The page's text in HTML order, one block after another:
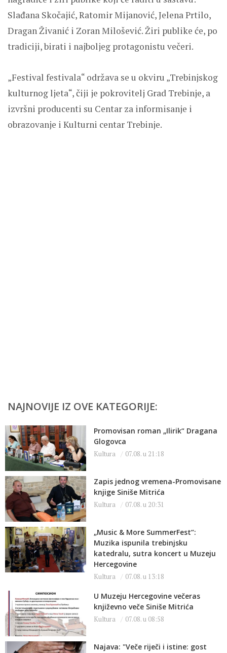
Slađana Skočajić, Ratomir Mijanović, Jelena Prtilo,
Dragan Živanić i Zoran Milošević. Žiri publike će, po
tradiciji, birati i najboljeg protagonistu večeri.
„Festival festivala“ održava se u okviru „Trebinjskog
kulturnog ljeta“, čiji je pokrovitelj Grad Trebinje, a
izvršni producenti su Centar za informisanje i
obrazovanje i Kulturni centar Trebinje.
NAJNOVIJE IZ OVE KATEGORIJE:
Promovisan roman „Ilirik“ Dragana
Glogovca
Kultura 07.08. u 21:18
Zapis jednog vremena-Promovisane
knjige Siniše Mitrića
Kultura 07.08. u 20:31
„Music & More SummerFest“:
Muzika ispunila trebinjsku
katedralu, sutra koncert u Muzeju
Hercegovine
Kultura 07.08. u 13:18
U Muzeju Hercegovine večeras
književno veče Siniše Mitrića
Kultura 07.08. u 08:58
Najava: "Veče riječi i istine: gost